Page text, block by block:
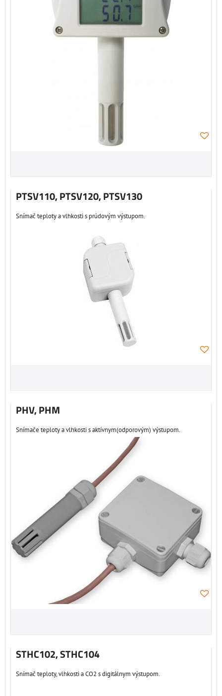
PTSV110, PTSV120, PTSV130
Snímač teploty a vlhkosti s prúdovým výstupom.
PHV, PHM
Snímače teploty a vlhkosti s aktívnym(odporovým) výstupom.
STHC102, STHC104
Snímač teploty, vlhkosti a CO2 s digitálnym výstupom.